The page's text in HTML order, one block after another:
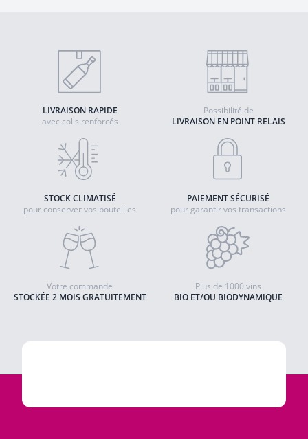
LIVRAISON RAPIDE
avec colis renforcés
LIVRAISON EN POINT RELAIS
Possibilité de
STOCK CLIMATISÉ
pour conserver vos bouteilles
PAIEMENT SÉCURISÉ
pour garantir vos transactions
STOCKÉE 2 MOIS GRATUITEMENT
Votre commande
BIO ET/OU BIODYNAMIQUE
Plus de 1000 vins